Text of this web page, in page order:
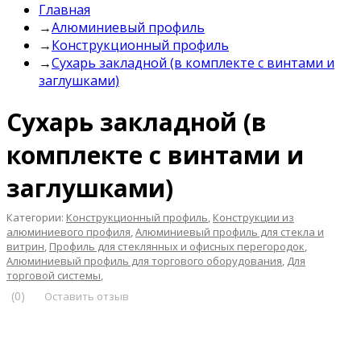
Главная
→Алюминиевый профиль
→Конструкционный профиль
→Сухарь закладной (в комплекте с винтами и
заглушками)
Сухарь закладной (в
комплекте с винтами и
заглушками)
Категории: Конструкционный профиль, Конструкции из
алюминиевого профиля,Алюминиевый профиль для стекла и
витрин, Профиль для стеклянных и офисных перегородок,
Алюминиевый профиль для торгового оборудования, Для
торговой системы,
(0) Оставить отзыв